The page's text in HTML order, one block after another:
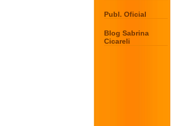
Publ. Oficial
Blog Sabrina
Cicareli